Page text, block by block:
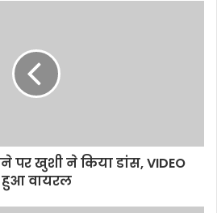
पर खुशी ने किया डांस, VIDEO
हुआ वायरल